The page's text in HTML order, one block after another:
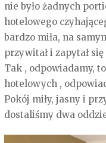
nie było żadnych
hotelowego
bardzo miła, na
przywitał i zapytał
Tak , odpowiadamy,
hotelowych ,
Pokój miły, jasny i
dostaliśmy dwa